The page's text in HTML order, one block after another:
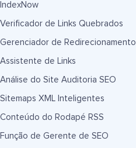
IndexNow
Verificador de Links Quebrados
Gerenciador de Redirecionamento
Assistente de Links
Análise do Site Auditoria SEO
Sitemaps XML Inteligentes
Conteúdo do Rodapé RSS
Função de Gerente de SEO